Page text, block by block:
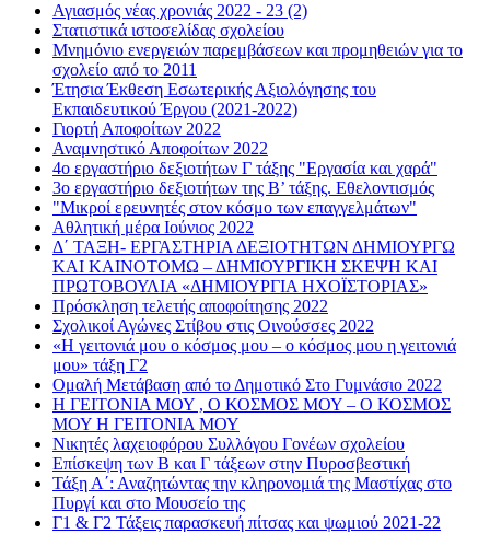
Αγιασμός νέας χρονιάς 2022 - 23 (2)
Στατιστικά ιστοσελίδας σχολείου
Μνημόνιο ενεργειών παρεμβάσεων και προμηθειών για το
σχολείο από το 2011
Έτησια Έκθεση Εσωτερικής Αξιολόγησης του
Εκπαιδευτικού Έργου (2021-2022)
Γιορτή Αποφοίτων 2022
Αναμνηστικό Αποφοίτων 2022
4ο εργαστήριο δεξιοτήτων Γ τάξης "Εργασία και χαρά"
3ο εργαστήριο δεξιοτήτων της Β’ τάξης. Εθελοντισμός
"Μικροί ερευνητές στον κόσμο των επαγγελμάτων"
Αθλητική μέρα Ιούνιος 2022
Δ΄ ΤΑΞΗ- ΕΡΓΑΣΤΗΡΙΑ ΔΕΞΙΟΤΗΤΩΝ ΔΗΜΙΟΥΡΓΩ
ΚΑΙ ΚΑΙΝΟΤΟΜΩ – ΔΗΜΙΟΥΡΓΙΚΗ ΣΚΕΨΗ ΚΑΙ
ΠΡΩΤΟΒΟΥΛΙΑ «ΔΗΜΙΟΥΡΓΙΑ ΗΧΟΪΣΤΟΡΙΑΣ»
Πρόσκληση τελετής αποφοίτησης 2022
Σχολικοί Αγώνες Στίβου στις Οινούσσες 2022
«Η γειτονιά μου ο κόσμος μου – ο κόσμος μου η γειτονιά
μου» τάξη Γ2
Ομαλή Μετάβαση από το Δημοτικό Στο Γυμνάσιο 2022
Η ΓΕΙΤΟΝΙΑ ΜΟΥ , Ο ΚΟΣΜΟΣ ΜΟΥ – Ο ΚΟΣΜΟΣ
ΜΟΥ Η ΓΕΙΤΟΝΙΑ ΜΟΥ
Νικητές λαχειοφόρου Συλλόγου Γονέων σχολείου
Επίσκεψη των Β και Γ τάξεων στην Πυροσβεστική
Τάξη Α΄: Αναζητώντας την κληρονομιά της Μαστίχας στο
Πυργί και στο Μουσείο της
Γ1 & Γ2 Τάξεις παρασκευή πίτσας και ψωμιού 2021-22